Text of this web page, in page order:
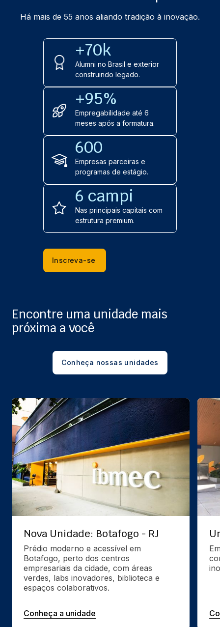
Há mais de 55 anos aliando tradição à inovação.
+70k
Alumni no Brasil e exterior
construindo legado.
+95%
Empregabilidade até 6
meses após a formatura.
600
Empresas parceiras e
programas de estágio.
6 campi
Nas principais capitais com
estrutura premium.
Inscreva-se
Encontre uma unidade mais
próxima a você
Conheça nossas unidades
Nova Unidade: Botafogo - RJ
Prédio moderno e acessível em
Botafogo, perto dos centros
empresariais da cidade, com áreas
verdes, labs inovadores, biblioteca e
espaços colaborativos.
Conheça a unidade